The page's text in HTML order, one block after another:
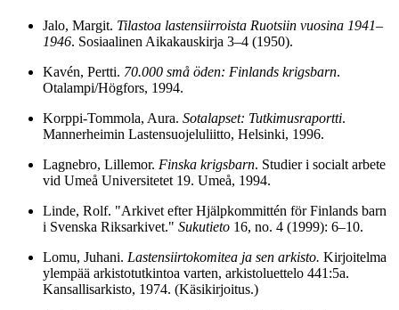
Jalo, Margit. Tilastoa lastensiirroista Ruotsiin vuosina 1941–
1946. Sosiaalinen Aikakauskirja 3–4 (1950).
Kavén, Pertti. 70.000 små öden: Finlands krigsbarn.
Otalampi/Högfors, 1994.
Korppi-Tommola, Aura. Sotalapset: Tutkimusraportti.
Mannerheimin Lastensuojeluliitto, Helsinki, 1996.
Lagnebro, Lillemor. Finska krigsbarn. Studier i socialt arbete
vid Umeå Universitetet 19. Umeå, 1994.
Linde, Rolf. "Arkivet efter Hjälpkommittén för Finlands barn
i Svenska Riksarkivet." Sukutieto 16, no. 4 (1999): 6–10.
Lomu, Juhani. Lastensiirtokomitea ja sen arkisto. Kirjoitelma
ylempää arkistotutkintoa varten, arkistoluettelo 441:5a.
Kansallisarkisto, 1974. (Käsikirjoitus.)